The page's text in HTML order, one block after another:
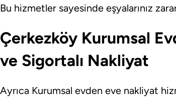
Bu hizmetler sayesinde eşyalarınız
Çerkezköy Kurumsal
ve Sigortalı Nakliyat
Ayrıca Kurumsal evden eve nakliyat